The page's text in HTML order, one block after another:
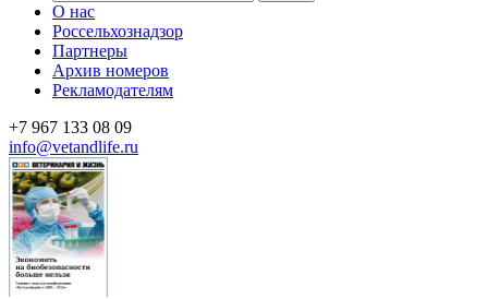
О нас
Россельхознадзор
Партнеры
Архив номеров
Рекламодателям
+7 967 133 08 09
info@vetandlife.ru